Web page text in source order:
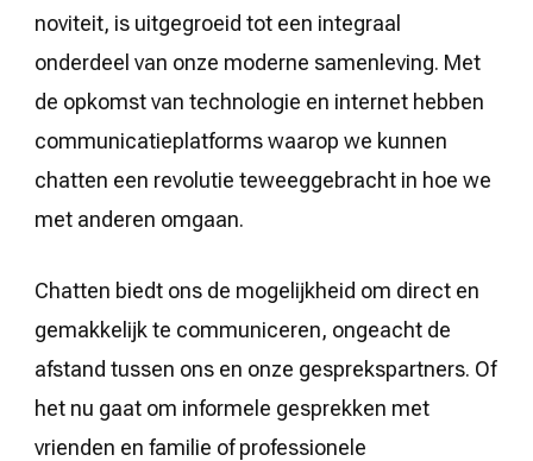
noviteit, is uitgegroeid tot een integraal
onderdeel van onze moderne samenleving. Met
de opkomst van technologie en internet hebben
communicatieplatforms waarop we kunnen
chatten een revolutie teweeggebracht in hoe we
met anderen omgaan.
Chatten biedt ons de mogelijkheid om direct en
gemakkelijk te communiceren, ongeacht de
afstand tussen ons en onze gesprekspartners. Of
het nu gaat om informele gesprekken met
vrienden en familie of professionele